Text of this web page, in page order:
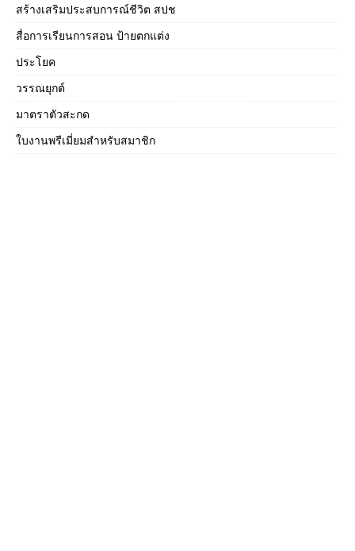
สร้างเสริมประสบการณ์ชีวิต สปช
สื่อการเรียนการสอน ป้ายตกแต่ง
ประโยค
วรรณยุกต์
มาตราตัวสะกด
ใบงานพรีเมี่ยมสำหรับสมาชิก